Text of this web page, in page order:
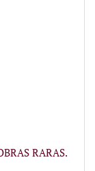
RARAS.